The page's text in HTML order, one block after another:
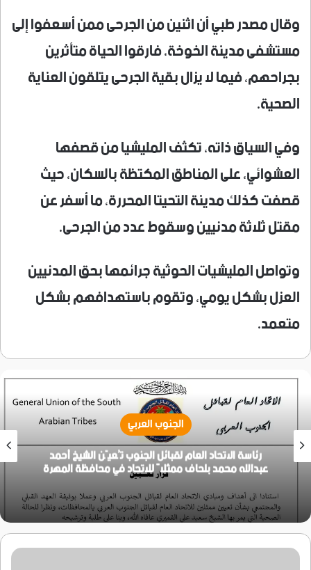
وقال مصدر طبي أن اثنين من الجرحى ممن أسعفوا إلى
مستشفى مدينة الخوخة، فارقوا الحياة متأثرين
بجراحهم، فيما لا يزال بقية الجرحى يتلقون العناية
الصحية.
وفي السياق ذاته، تكثف المليشيا من قصفها
العشوائي، على المناطق المكتظة بالسكان، حيث
قصفت كذلك مدينة التحيتا المحررة، ما أسفر عن
مقتل ثلاثة مدنيين وسقوط عدد من الجرحى.
وتواصل المليشيات الحوثية جرائمها بحق المدنيين
العزل بشكل يومي، وتقوم باستهدافهم بشكل
متعمد.
الجنوب العربي
رئاسة الاتحاد العام لقبائل الجنوب تُعيّن الشيخ أحمد
عبدالله محمد بلحاف ممثلاً للاتحاد في محافظة المهرة
محافظ